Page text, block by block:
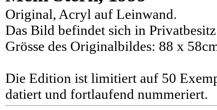
Original, Acryl auf Leinwand.
Das Bild befindet sich in
Grösse des Originalbildes: 88 x
Die Edition ist limitiert auf 50
datiert und fortlaufend nummeriert.